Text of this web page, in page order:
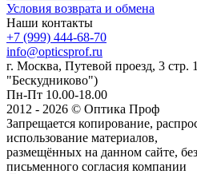
Условия возврата и обмена
Наши контакты
+7 (999) 444-68-70
info@opticsprof.ru
г. Москва, Путевой проезд, 3
"Бескудниково")
Пн-Пт 10.00-18.00
2012 - 2026 © Оптика Проф
Запрещается копирование,
использование материалов,
размещённых на данном сайте,
письменного согласия компании